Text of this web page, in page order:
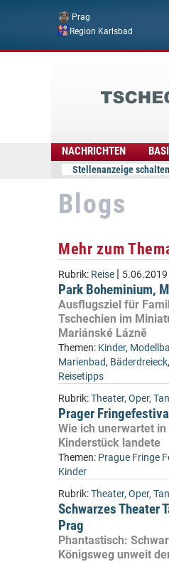
Prag
Region Karlsbad
Online
NACHRICHTEN
Stellenanzeige schalten
Blogs
Mehr zum
Rubrik: Reise | 5.06.2019
Park Boheminium,
Ausflugsziel für
Tschechien im
Mariánské Lázně
Themen: Kinder,
Marienbad, Bäderdreieck,
Reisetipps
Rubrik:Theater, Oper,
Prager
Wie ich unerwartet in
Kinderstück landete
Themen: Prague Fringe
Kinder
Rubrik:Theater, Oper,
Schwarzes Theater
Prag
Phantastisch:
Königsweg unweit